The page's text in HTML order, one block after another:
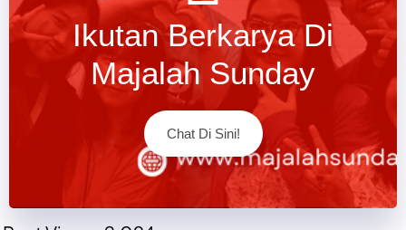
Ikutan Berkarya Di
Majalah Sunday
Chat Di Sini!